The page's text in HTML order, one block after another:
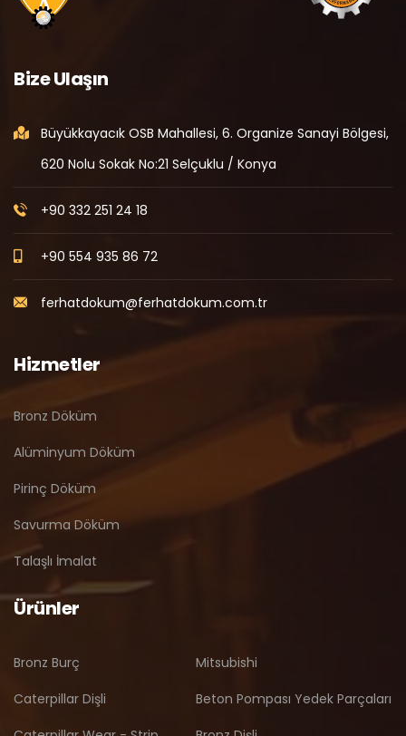
Bize Ulaşın
Büyükkayacık OSB Mahallesi, 6. Organize Sanayi Bölgesi,
620 Nolu Sokak No:21 Selçuklu / Konya
+90 332 251 24 18
+90 554 935 86 72
ferhatdokum@ferhatdokum.com.tr
Hizmetler
Bronz Döküm
Alüminyum Döküm
Pirinç Döküm
Savurma Döküm
Talaşlı İmalat
Ürünler
Bronz Burç
Caterpillar Dişli
Mitsubishi
Beton Pompası Yedek Parçaları